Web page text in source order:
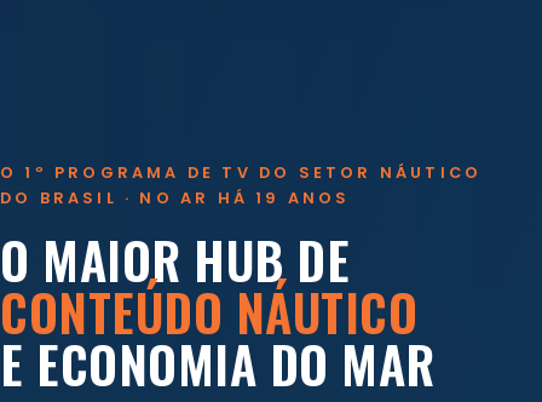
O 1º PROGRAMA DE TV DO SETOR NÁUTICO
DO BRASIL · NO AR HÁ 19 ANOS
O MAIOR HUB DE
CONTEÚDO NÁUTICO
E ECONOMIA DO MAR